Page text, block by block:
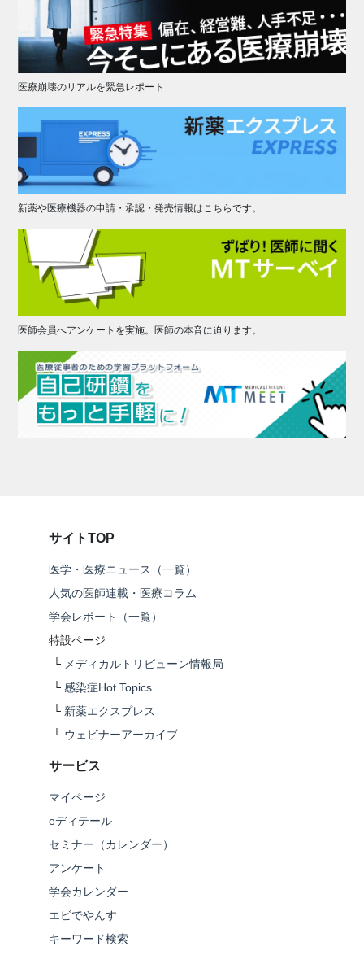
医療崩壊のリアルを緊急レポート
新薬や医療機器の申請・承認・発売情報はこちらです。
医師会員へアンケートを実施。医師の本音に迫ります。
サイトTOP
医学・医療ニュース（一覧）
人気の医師連載・医療コラム
学会レポート（一覧）
特設ページ
└ メディカルトリビューン情報局
└ 感染症Hot Topics
└ 新薬エクスプレス
└ ウェビナーアーカイブ
サービス
マイページ
eディテール
セミナー（カレンダー）
アンケート
学会カレンダー
エビでやんす
キーワード検索